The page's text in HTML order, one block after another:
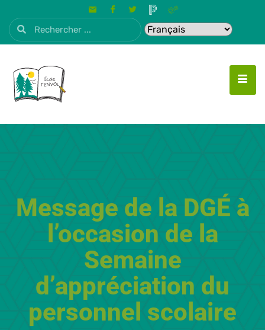
Message de la DGÉ à
l’occasion de la
Semaine
d’appréciation du
personnel scolaire